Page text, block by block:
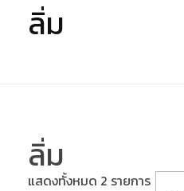
ลิ่ม
ลิ่ม
แสดงทั้งหมด 2 รายการ